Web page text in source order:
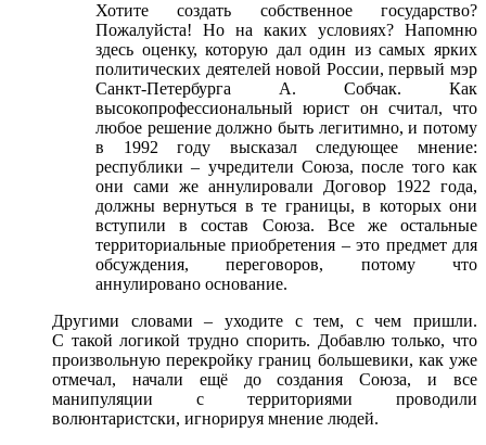
Хотите создать собственное государство?
Пожалуйста! Но на каких условиях? Напомню
здесь оценку, которую дал один из самых ярких
политических деятелей новой России, первый мэр
Санкт-Петербурга А. Собчак. Как
высокопрофессиональный юрист он считал, что
любое решение должно быть легитимно, и потому
в 1992 году высказал следующее мнение:
республики – учредители Союза, после того как
они сами же аннулировали Договор 1922 года,
должны вернуться в те границы, в которых они
вступили в состав Союза. Все же остальные
территориальные приобретения – это предмет для
обсуждения, переговоров, потому что
аннулировано основание.
Другими словами – уходите с тем, с чем пришли.
С такой логикой трудно спорить. Добавлю только, что
произвольную перекройку границ большевики, как уже
отмечал, начали ещё до создания Союза, и все
манипуляции с территориями проводили
волюнтаристски, игнорируя мнение людей.